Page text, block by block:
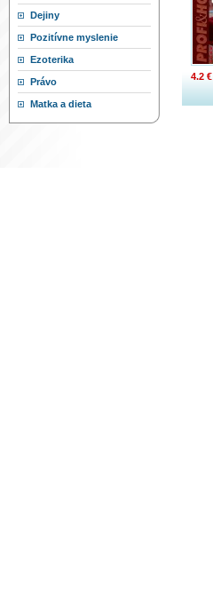
Dejiny
Pozitívne myslenie
Ezoterika
Právo
Matka a dieta
4.2 €